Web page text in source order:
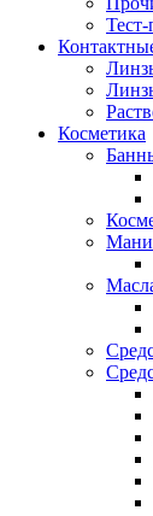
Тест-
Косметика